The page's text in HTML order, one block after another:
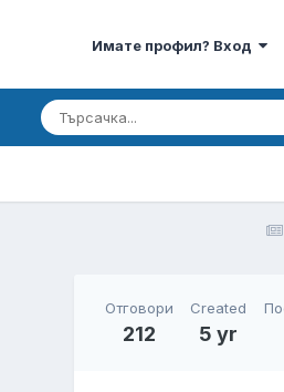
Имате профил? Вход
Отговори
212
Created
5 yr